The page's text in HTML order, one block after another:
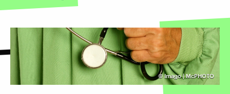
©Imago | McPHOTO